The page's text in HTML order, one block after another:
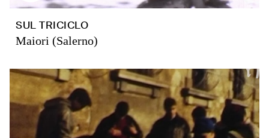
SUL TRICICLO
Maiori (Salerno)